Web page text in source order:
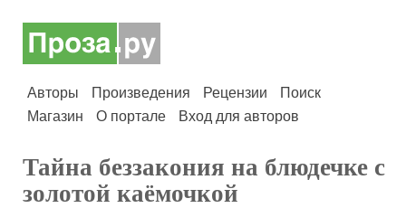
Авторы Произведения Рецензии
Поиск
Магазин
О портале Вход для авторов
Тайна беззакония на блюдечке с
золотой каёмочкой